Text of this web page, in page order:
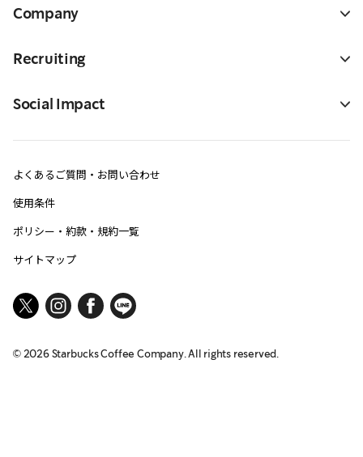
Company
Recruiting
Social Impact
よくあるご質問・お問い合わせ
使用条件
ポリシー・約款・規約一覧
サイトマップ
©2026Starbucks Coffee Company. All rights reserved.